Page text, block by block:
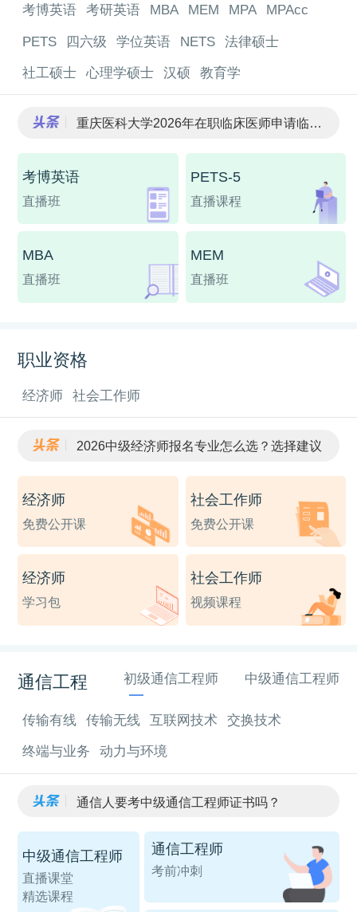
考博英语 考研英语 MBA MEM MPA MPAcc
PETS 四六级 学位英语 NETS 法律硕士
社工硕士 心理学硕士 汉硕 教育学
重庆医科大学2026年在职临床医师申请临床医学、口腔医学博士专业学位招生简章
考博联系导师发送邮件基础技巧！标准格式
港澳台学生考博怎么择校？院校选择
考博英语
直播班
PETS-5
直播课程
MBA
直播班
MEM
直播班
职业资格
经济师 社会工作师
2026中级经济师报名专业怎么选？选择建议
2026初级经济师考试费用多少钱？全国各省收费标准
中级经济师考试科目难度对比！公共科vs实务科
经济师
免费公开课
社会工作师
免费公开课
经济师
学习包
社会工作师
视频课程
通信工程 初级通信工程师 中级通信工程师
传输有线 传输无线 互联网技术 交换技术
终端与业务 动力与环境
通信人要考中级通信工程师证书吗？
2026年通信工程师教材改版了吗？
通信中级和华为认证哪个好？
通信工程师报名审核不通过的3大高频原因
中级通信工程师
直播课堂
精选课程
通信工程师
考前冲刺